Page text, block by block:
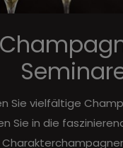
Sie vielfältige
Sie in die